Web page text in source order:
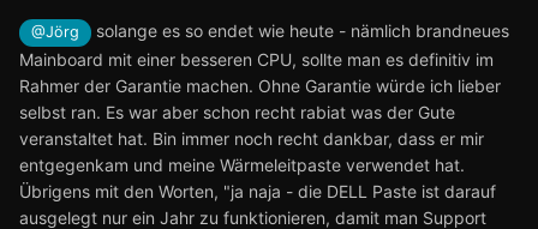
@Jörg
solange es so endet wie heute - nämlich brandneues
Mainboard mit einer besseren CPU, sollte man es definitiv im
Rahmer der Garantie machen. Ohne Garantie würde ich lieber
selbst ran. Es war aber schon recht rabiat was der Gute
veranstaltet hat. Bin immer noch recht dankbar, dass er mir
entgegenkam und meine Wärmeleitpaste verwendet hat.
Übrigens mit den Worten, "ja naja - die DELL Paste ist darauf
ausgelegt nur ein Jahr zu funktionieren, damit man Support